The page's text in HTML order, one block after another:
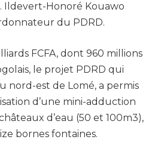
Ildevert-Honoré Kouawo
du PDRD.
FCFA, dont 960 millions
le projet PDRD qui
nord-est de Lomé, a permis
d’une mini-adduction
d’eau (50 et 100m3),
bornes fontaines.